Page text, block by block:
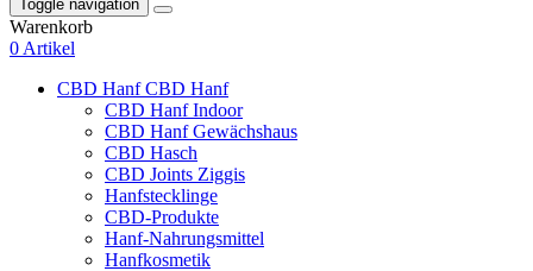
Toggle navigation
Warenkorb
0 Artikel
CBD HanfCBD Hanf
CBD Hanf Indoor
CBD Hanf Gewächshaus
CBD Hasch
CBD Joints Ziggis
Hanfstecklinge
CBD-Produkte
Hanf-Nahrungsmittel
Hanfkosmetik